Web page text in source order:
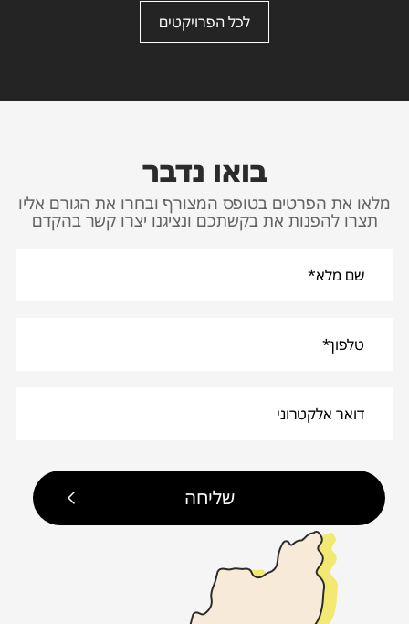
לכל הפרויקטים
בואו נדבר
מלאו את הפרטים בטופס המצורף ובחרו את הגורם אליו
תצרו להפנות את בקשתכם ונציגנו יצרו קשר בהקדם